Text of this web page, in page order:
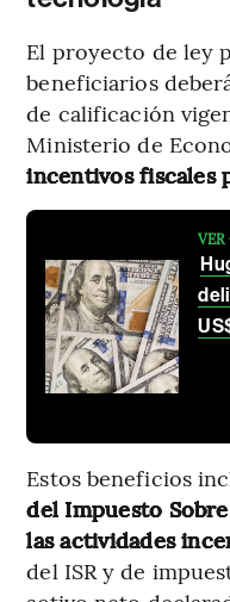
El proyecto de ley
beneficiarios
de calificación
Ministerio de
incentivos fiscales
VER
Estos beneficios
del Impuesto
las actividades
del ISR y de